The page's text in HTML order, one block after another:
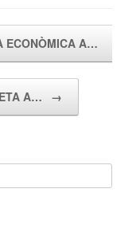
ECONÒMICA A…
A… →